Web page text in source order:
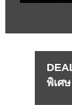
พิเศษ